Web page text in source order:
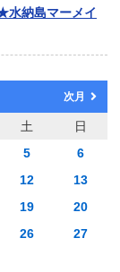
水納島マーメイ
次月
土
日
5
6
12
13
19
20
26
27